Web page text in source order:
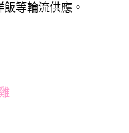
等輪流供應。